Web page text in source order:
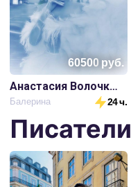
60500 руб.
Анастасия Волочкова
Балерина 24 ч.
Писатели